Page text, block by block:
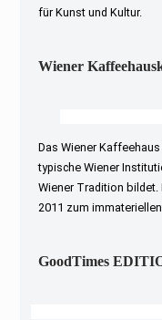
für Kunst und Kultur.
Wiener
Das Wiener
typische Wiener
Wiener Tradition
2011 zum
GoodTimes